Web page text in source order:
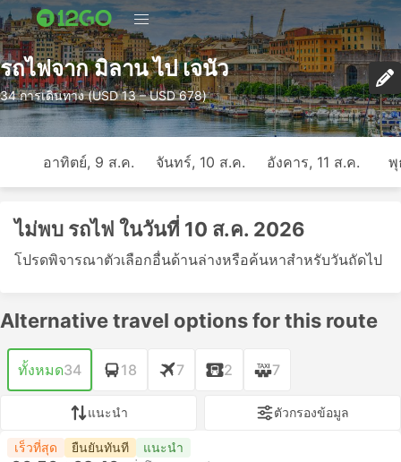
รถไฟจาก มิลาน ไป เจนัว
34 การเดินทาง (USD 13 – USD 678)
อาทิตย์, 9 ส.ค. จันทร์, 10 ส.ค. อังคาร, 11 ส.ค. พุ
ไม่พบ รถไฟ ในวันที่ 10 ส.ค. 2026
โปรดพิจารณาตัวเลือกอื่นด้านล่างหรือค้นหาสำหรับวันถัดไป
Alternative travel options for this route
ทั้งหมด34 18 7 2 7
แนะนำ ตัวกรองข้อมูล
เร็วที่สุด ยืนยันทันที แนะนำ